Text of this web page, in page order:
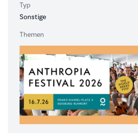
Typ
Sonstige
Themen